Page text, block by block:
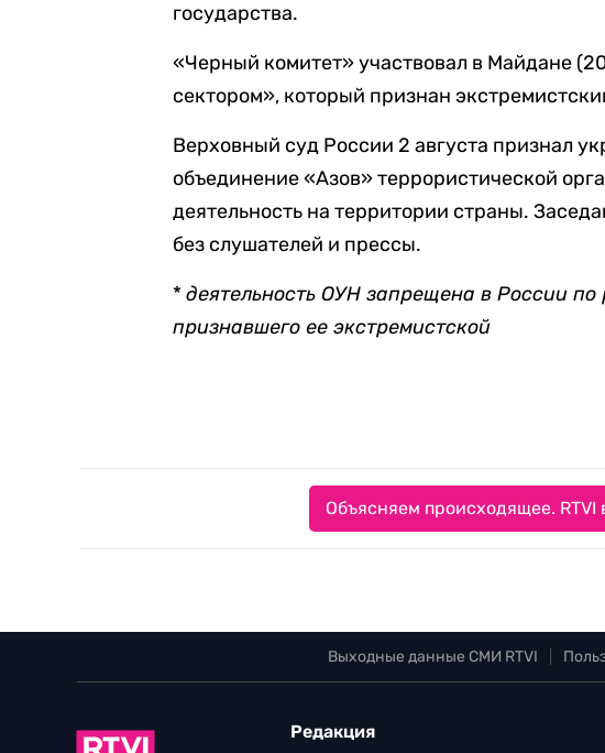
государства.
«Черный комитет» участвовал в Майдане
сектором», который признан
Верховный суд России 2 августа признал
объединение «Азов» террористической
деятельность на территории страны.
без слушателей и прессы.
*деятельность ОУН запрещена в России
признавшего ее экстремистской
Объясняем происходящее. RTVI
Выходные данные СМИ RTVI
Редакция